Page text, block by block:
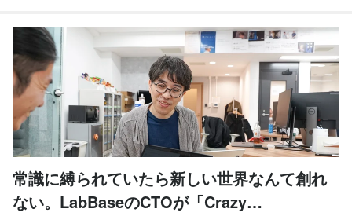
常識に縛られていたら新しい世界なんて創れ
ない。LabBaseのCTOが「Crazy